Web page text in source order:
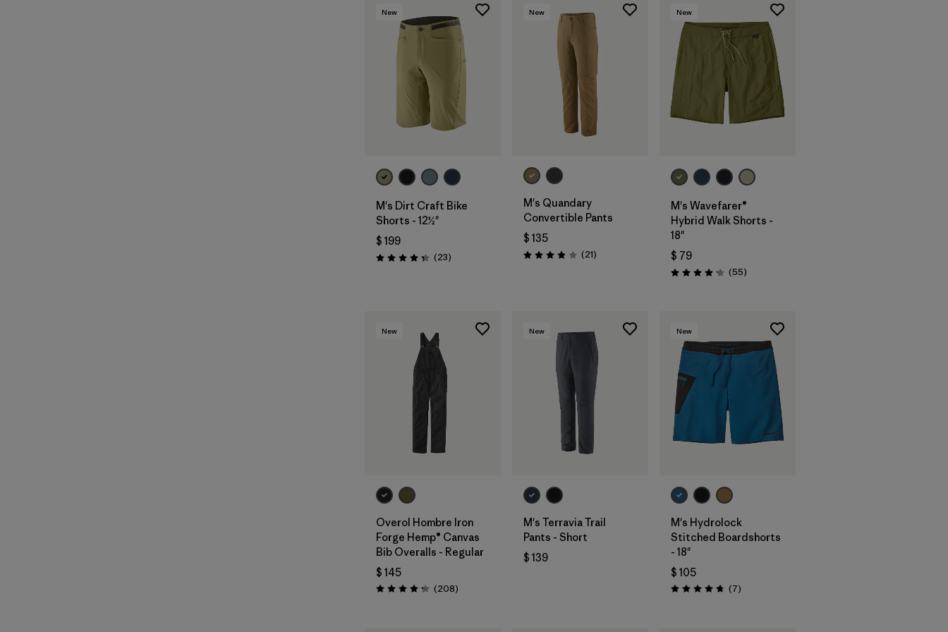
New
M's Dirt Craft Bike
Shorts - 12½"
$ 199
Valoración: 4.3 / 5
(23Comentarios
)
New
M's Quandary
Convertible Pants
$ 135
Valoración: 3.9 / 5
(21Comentarios
)
New
M's Wavefarer®
Hybrid Walk Shorts -
18"
$ 79
Valoración: 4.1 / 5
(55Comentarios
)
New
Overol Hombre Iron
Forge Hemp® Canvas
Bib Overalls - Regular
$ 145
Valoración: 4.3 / 5
(208Comentarios
)
New
M's Terravia Trail
Pants - Short
$ 139
New
M's Hydrolock
Stitched Boardshorts
- 18"
$ 105
Valoración: 4.7 / 5
(7Comentarios
)